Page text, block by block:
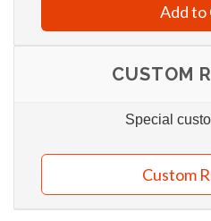
Add to
CUSTOM
Special
Custom